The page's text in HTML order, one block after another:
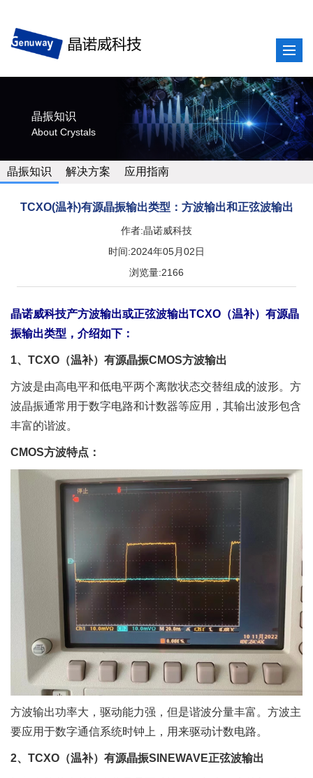
晶振知识
About Crystals
晶振知识 解决方案 应用指南
TCXO(温补)有源晶振输出类型：方波输出和正弦波输出
作者:晶诺威科技
时间:2024年05月02日
浏览量:2166
晶诺威科技产方波输出或正弦波输出TCXO（温补）有源晶
振输出类型，介绍如下：
1、TCXO（温补）有源晶振CMOS方波输出
方波是由高电平和低电平两个离散状态交替组成的波形。方
波晶振通常用于数字电路和计数器等应用，其输出波形包含
丰富的谐波。
CMOS方波特点：
方波输出功率大，驱动能力强，但是谐波分量丰富。方波主
要应用于数字通信系统时钟上，用来驱动计数电路。
2、TCXO（温补）有源晶振SINEWAVE正弦波输出